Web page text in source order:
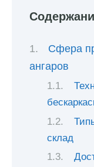
Сфера
ангаров
склад